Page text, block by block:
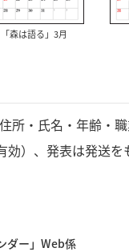
「森は語る」3月
所・氏名・年齢・
）、発表は発送を
ダー」Web係